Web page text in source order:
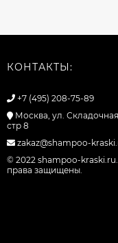
КОНТАКТЫ:
+7 (495) 208-75-89
Москва, ул. Складочная
стр 8
zakaz@shampoo-
© 2022 shampoo-
права защищены.